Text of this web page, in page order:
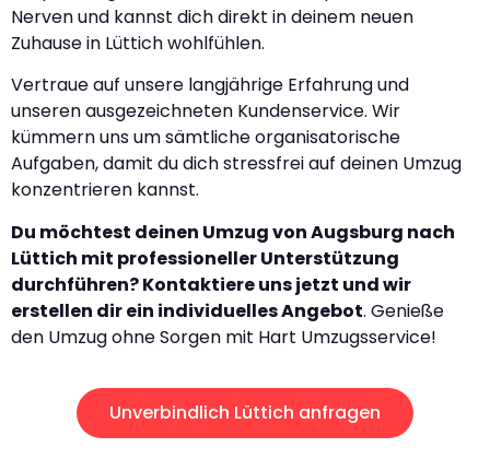
Nerven und kannst dich direkt in deinem neuen
Zuhause in Lüttich wohlfühlen.
Vertraue auf unsere langjährige Erfahrung und
unseren ausgezeichneten Kundenservice. Wir
kümmern uns um sämtliche organisatorische
Aufgaben, damit du dich stressfrei auf deinen Umzug
konzentrieren kannst.
Du möchtest deinen Umzug von Augsburg nach
Lüttich mit professioneller Unterstützung
durchführen? Kontaktiere uns jetzt und wir
erstellen dir ein individuelles Angebot. Genieße
den Umzug ohne Sorgen mit Hart Umzugsservice!
Unverbindlich Lüttich anfragen